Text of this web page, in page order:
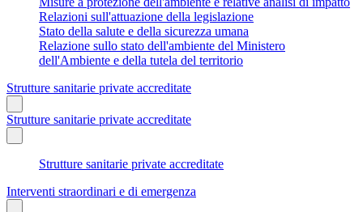
Relazioni sull'attuazione della legislazione
Stato della salute e della sicurezza umana
Relazione sullo stato dell'ambiente del Ministero
dell'Ambiente e della tutela del territorio
Strutture sanitarie private accreditate
Strutture sanitarie private accreditate
Strutture sanitarie private accreditate
Interventi straordinari e di emergenza